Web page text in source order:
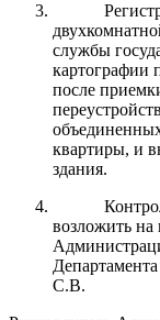
службы
картографии
после
квартиры, и
здания.
возложить на
Департамента
С.В.